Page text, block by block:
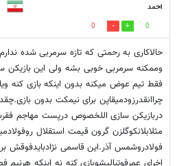
احمد
0
0
حالاکاری به رحمتی که تازه سرمربی شده
وممکنه سرمربی خوبی بشه ولی این بازیکن
فقط تیم عوض میکنه بدون اینکه بازی کنه
چراانقدرزودمیقاپن برای نیمکت بدون
دربازیکن سازی اللخصوص درپست مهاجم
مثلابلانکوگلزن گرون قیمت استقلال
فولادروشمس آذر.این قاسمی نژادبایدفوقش
اخرای عمرفوتبالیشوبازی کنه نه اینکه هرنیم